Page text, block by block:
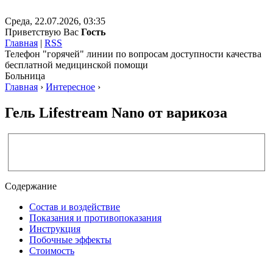
Среда, 22.07.2026, 03:35
Приветствую Вас Гость
Главная | RSS
Телефон "горячей" линии по вопросам доступности качества
бесплатной медицинской помощи
Больница
Главная › Интересное ›
Гель Lifestream Nano от варикоза
Содержание
Состав и воздействие
Показания и противопоказания
Инструкция
Побочные эффекты
Стоимость